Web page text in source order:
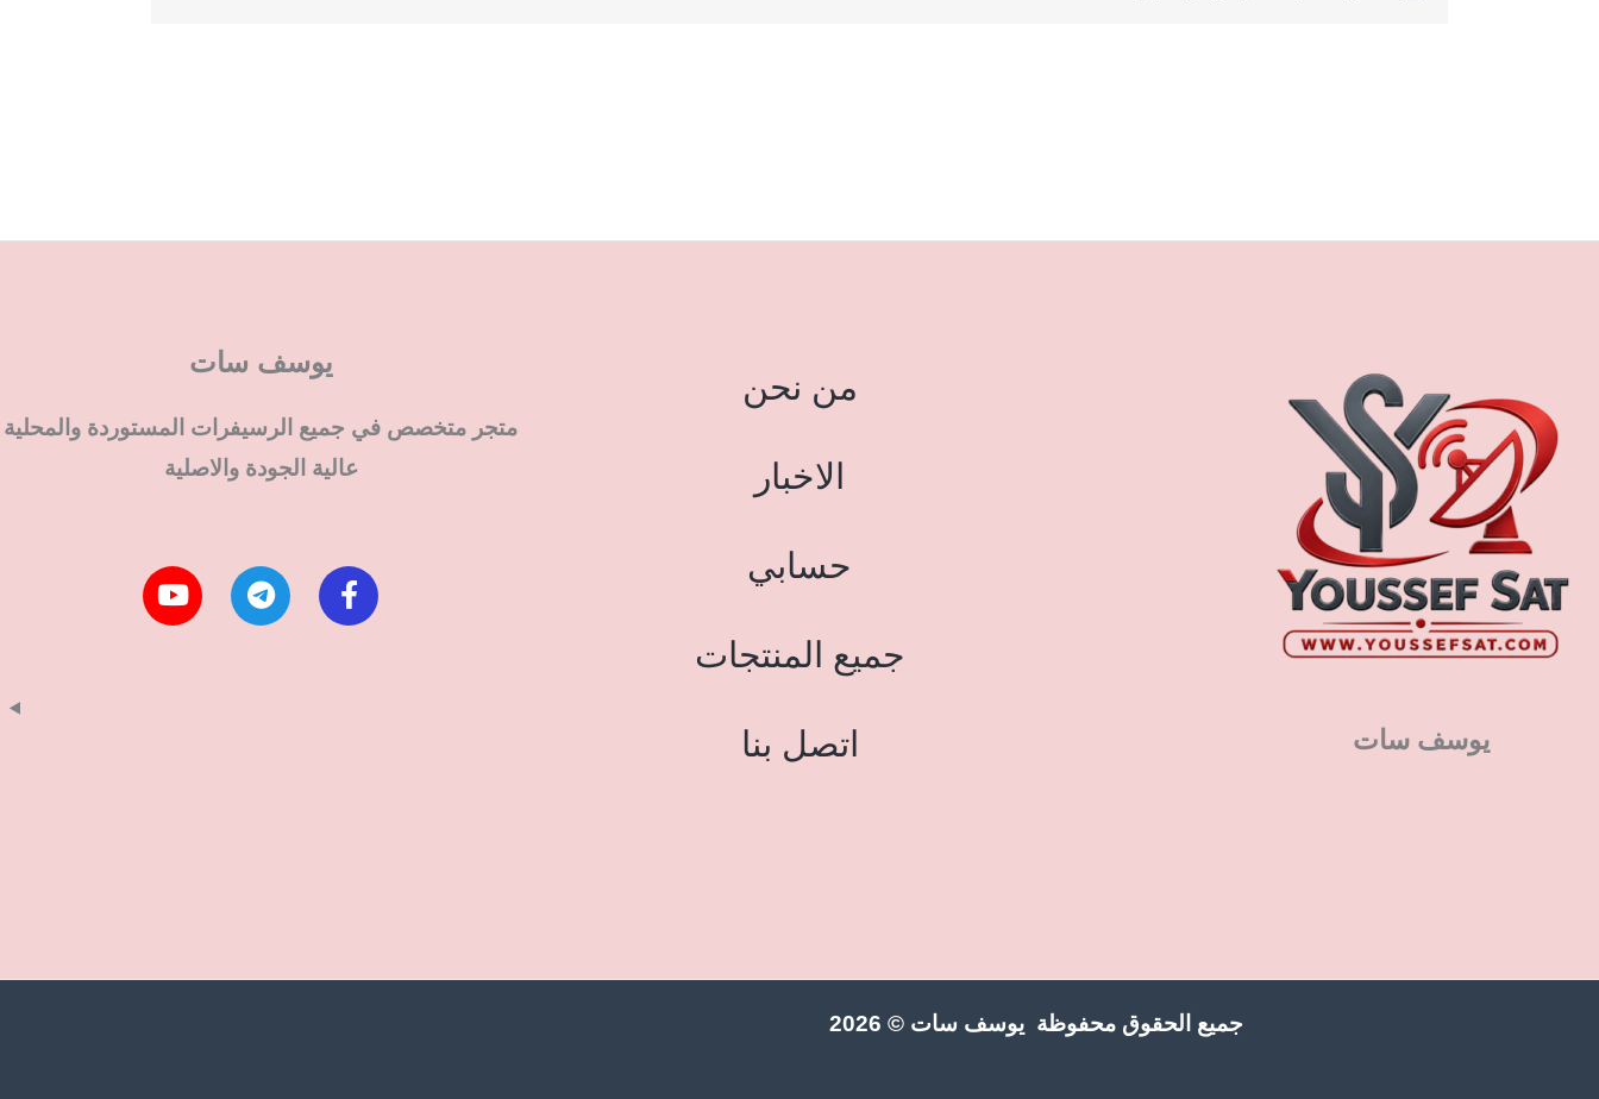
يوسف سات
من نحن
الاخبار
حسابي
جميع المنتجات
اتصل بنا
يوسف سات
متجر متخصص في جميع الرسيفرات المستوردة والمحلية
عالية الجودة والاصلية
جميع الحقوق محفوظة يوسف سات © 2026